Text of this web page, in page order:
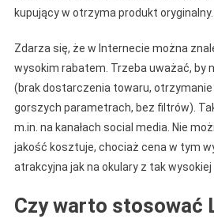
kupujący w otrzyma produkt oryginalny.
Zdarza się, że w Internecie można
wysokim rabatem. Trzeba uważać, by
(brak dostarczenia towaru, otrzymanie
gorszych parametrach, bez filtrów).
m.in. na kanałach social media. Nie
jakość kosztuje, chociaż cena w tym
atrakcyjna jak na okulary z tak wysokiej
Czy warto stosować